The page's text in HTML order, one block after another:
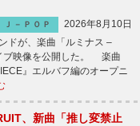
Ｊ－ＰＯＰ
2026年8月10日
ドが、楽曲「ルミナス –
ブ映像を公開した。 楽曲
』エルバフ編のオープニ
、新曲「推し変禁止